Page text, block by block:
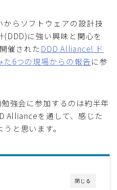
からソフトウェアの設計技
に強い興味と関心を
催された DDD Alliance! ド
た6つの現場からの報告に参
強会に参加するのは約半年
Allianceを通して、感じた
と思います。
閉じる